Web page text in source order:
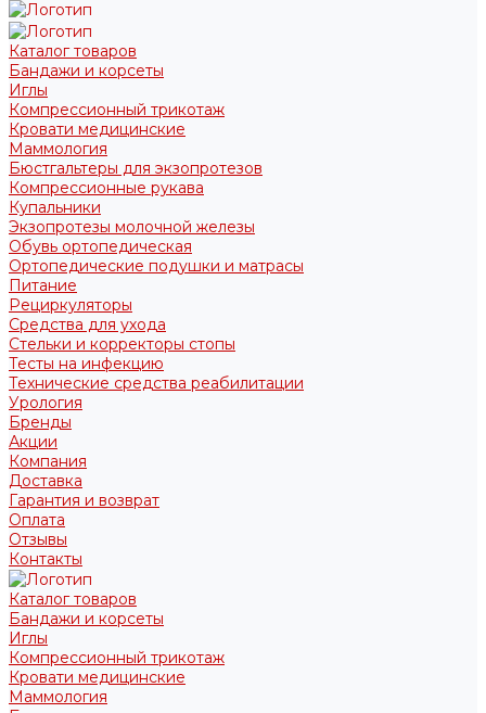
Каталог товаров
Бандажи и корсеты
Иглы
Компрессионный трикотаж
Кровати медицинские
Маммология
Бюстгальтеры для экзопротезов
Компрессионные рукава
Купальники
Экзопротезы молочной железы
Обувь ортопедическая
Ортопедические подушки и матрасы
Питание
Рециркуляторы
Средства для ухода
Стельки и корректоры стопы
Тесты на инфекцию
Технические средства реабилитации
Урология
Бренды
Акции
Компания
Доставка
Гарантия и возврат
Оплата
Отзывы
Контакты
Каталог товаров
Бандажи и корсеты
Иглы
Компрессионный трикотаж
Кровати медицинские
Маммология